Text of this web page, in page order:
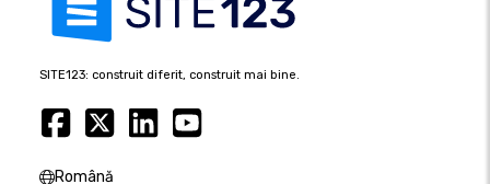
SITE123: construit diferit, construit mai bine.
Română